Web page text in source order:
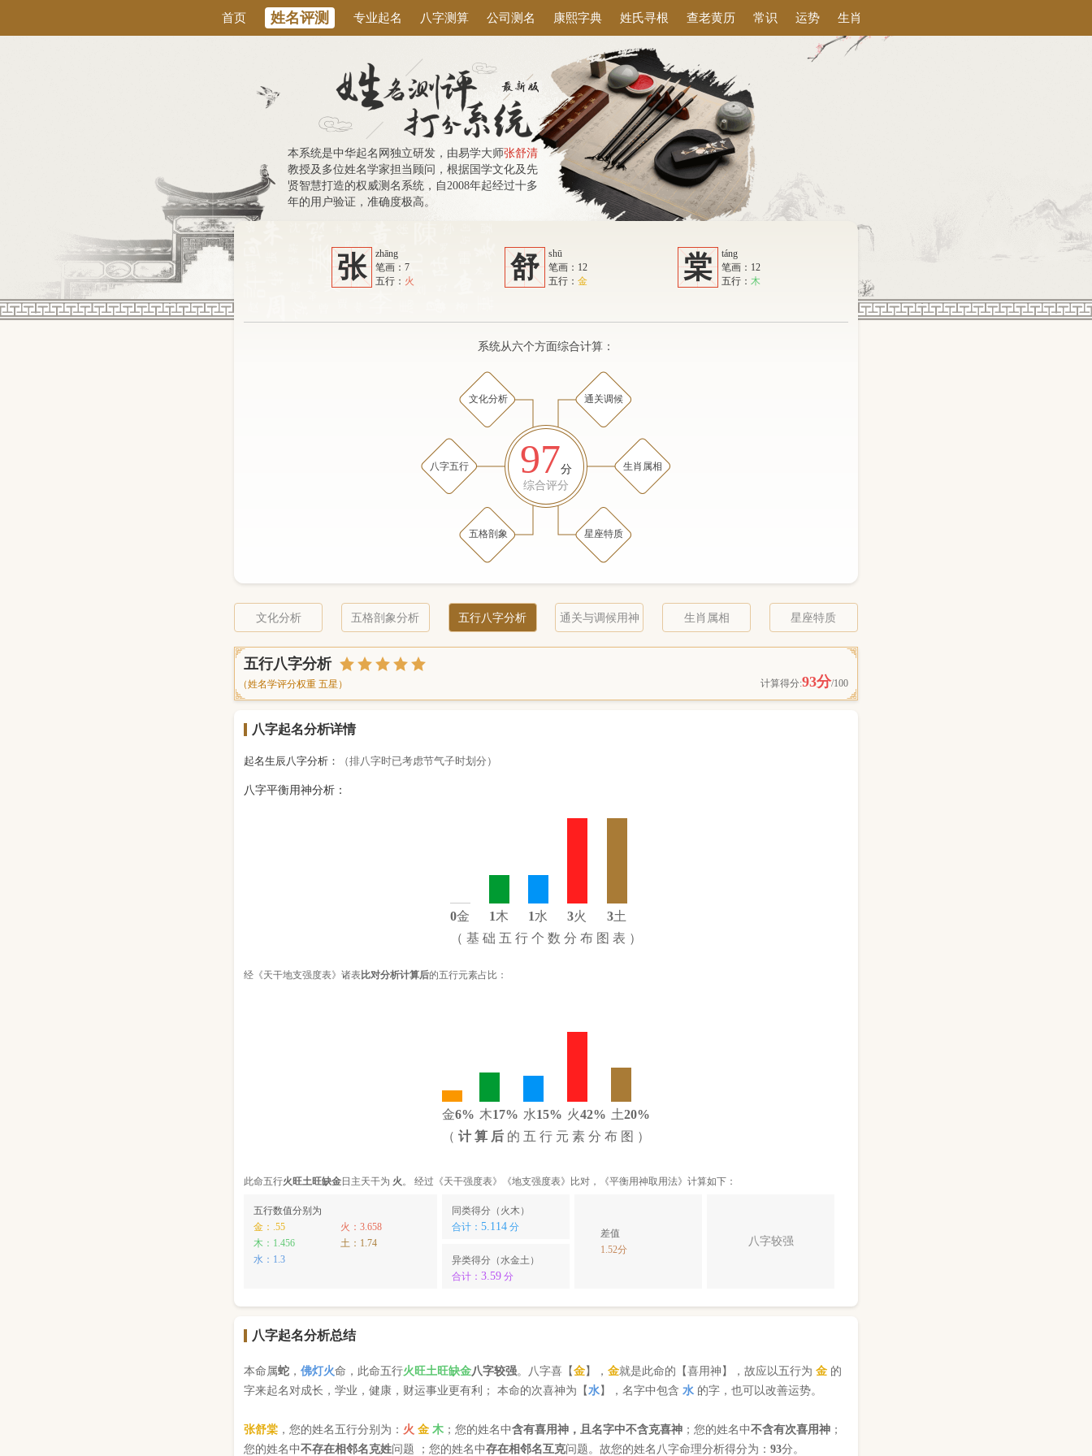
首页 姓名评测 专业起名 八字测算 公司测名 康熙字典 姓氏寻根 查老黄历 常识 运势 生肖
本系统是中华起名网独立研发，由易学大师张舒清
教授及多位姓名学家担当顾问，根据国学文化及先
贤智慧打造的权威测名系统，自2008年起经过十多
年的用户验证，准确度极高。
张
zhāng
笔画：7
五行： 火 舒
shū
笔画：12
五行： 金 棠
táng
笔画：12
五行： 木
系统从六个方面综合计算：
八字五行
文化分析
五格剖象
生肖属相
通关调候
星座特质
97分
综合评分
文化分析 五格剖象分析 五行八字分析 通关与调候用神 生肖属相 星座特质
五行八字分析
计算得分:93分/100
（姓名学评分权重 五星）
八字起名分析详情
起名生辰八字分析： （排八字时已考虑节气子时划分）
八字平衡用神分析：
0金 1木 1水 3火 3土
（ 基 础 五 行 个 数 分 布 图 表 ）
经《天干地支强度表》诸表比对分析计算后的五行元素占比：
金6% 木17% 水15% 火42% 土20%
（ 计 算 后 的 五 行 元 素 分 布 图 ）
此命五行火旺土旺缺金日主天干为 火。 经过《天干强度表》《地支强度表》比对，《平衡用神取用法》计算如下：
五行数值分别为
金：.55
火：3.658
木：1.456
土：1.74
水：1.3
同类得分（火木）
合计：5.114 分
异类得分（水金土）
合计：3.59 分
八字较强
差值
1.52分
八字起名分析总结
本命属蛇 ，佛灯火命，此命五行火旺土旺缺金八字较强。八字喜【金】，金就是此命的【喜用神】，故应以五行为金 的
字来起名对成长，学业，健康，财运事业更有利； 本命的次喜神为【水】，名字中包含水 的字，也可以改善运势。
张舒棠 ，您的姓名五行分别为： 火 金 木 ；您的姓名中含有喜用神，且名字中不含克喜神 ；您的姓名中不含有次喜用神 ；
您的姓名中不存在相邻名克姓问题 ；您的姓名中存在相邻名互克问题。故您的姓名八字命理分析得分为：93分。